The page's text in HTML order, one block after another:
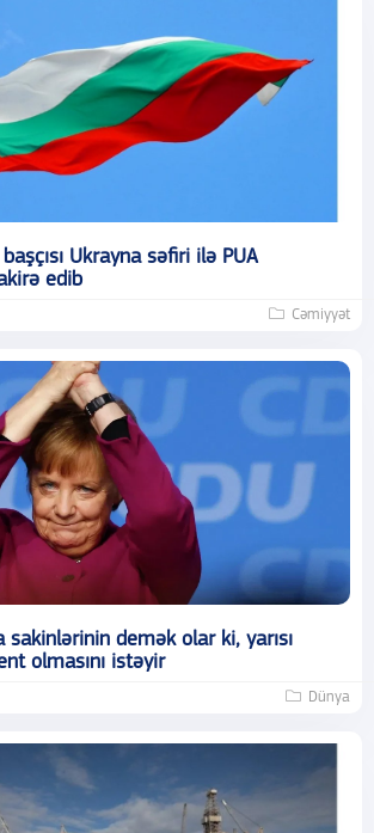
Ukrayna səfiri ilə PUA
edib
Cəmiyyət
sakinlərinin demək olar ki, yarısı
olmasını istəyir
Dünya